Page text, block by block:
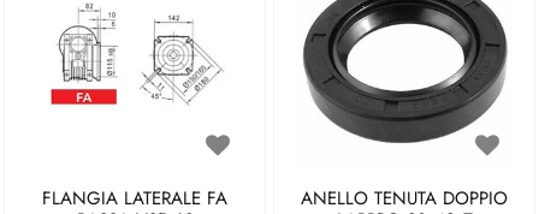
FLANGIA LATERALE FA
ANELLO TENUTA DOPPIO